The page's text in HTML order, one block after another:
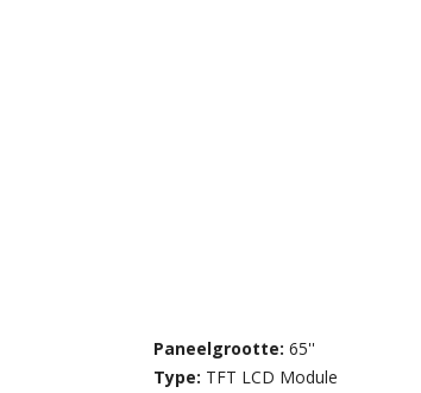
Paneelgrootte: 65''
Type: TFT LCD Module